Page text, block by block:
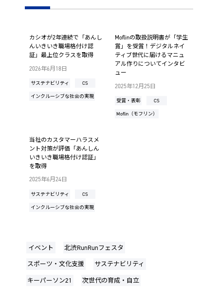
2026年6月18日
サステナビリティ CS
インクルーシブな社会の実現
カシオが2年連続で「あんし
んいきいき職場格付け認
証」最上位クラスを取得
2025年12月25日
受賞・表彰 CS
Moflin（モフリン）
Moflinの取扱説明書が「学生
賞」を受賞！デジタルネイ
ティブ世代に届けるマニュ
アル作りについてインタビ
ュー
2025年6月24日
サステナビリティ CS
インクルーシブな社会の実現
当社のカスタマーハラスメ
ント対策が評価「あんしん
いきいき職場格付け認証」
を取得
イベント
北渋RunRunフェスタ
スポーツ・文化支援
サステナビリティ
キーパーソン21
次世代の育成・自立